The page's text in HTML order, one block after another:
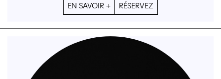
EN SAVOIR + RÉSERVEZ